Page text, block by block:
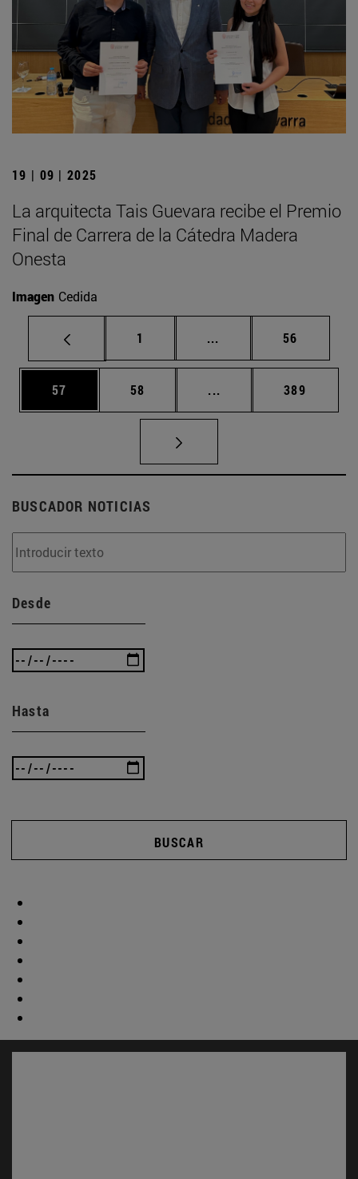
19 | 09 | 2025
La arquitecta Tais Guevara recibe el Premio
Final de Carrera de la Cátedra Madera
Onesta
Imagen Cedida
Página
1 ... Páginas intermedias
Página
56
Página
57 Página
58 ... Páginas intermedias
Página
389
BUSCADOR NOTICIAS
Desde
Hasta
BUSCAR